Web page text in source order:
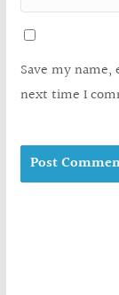
Save my
next time I